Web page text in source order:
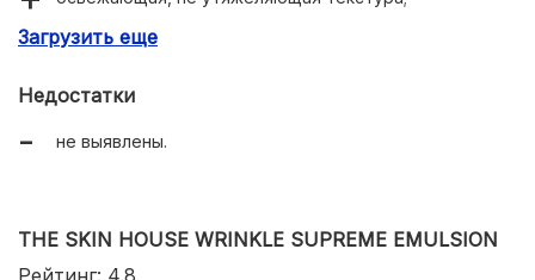
укрепление иммунитета кожи.
Загрузить еще
Недостатки
не выявлены.
THE SKIN HOUSE WRINKLE SUPREME EMULSION
Рейтинг: 4.8